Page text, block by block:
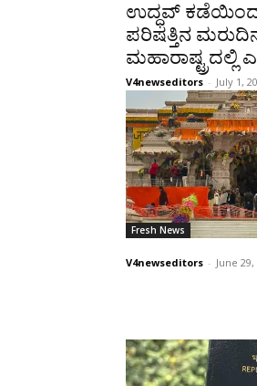
ಉದ್ಧವ್ ಕಡೆಯಿಂದ
ಪರಿಷತ್ತಿನ
ಮಹಾರಾಷ್ಟ್ರದಲ್ಲಿ
V4newseditors - July 1,
Fresh News
V4newseditors - June 29,